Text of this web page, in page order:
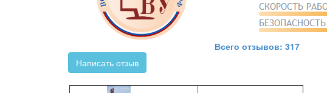
Всего отзывов: 317
Написать отзыв